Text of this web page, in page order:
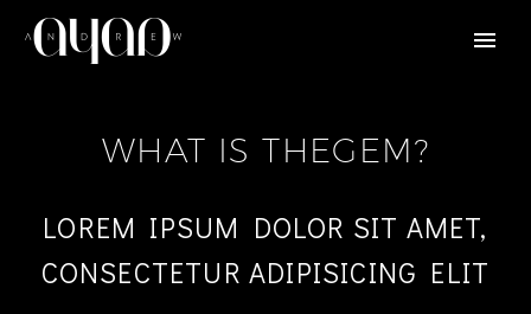
WHAT IS THEGEM?
LOREM IPSUM DOLOR SIT AMET,
CONSECTETUR ADIPISICING ELIT